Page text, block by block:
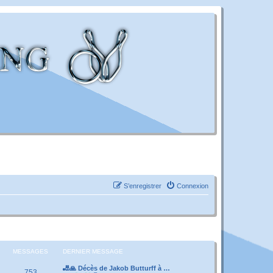
Connexion
S’enregistrer
MESSAGES DERNIER MESSAGE
🎳🙏 Décès de Jakob Butturff à …